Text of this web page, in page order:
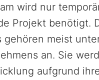
wird nur
Projekt benötigt.
gehören meist
an. Sie
aufgrund